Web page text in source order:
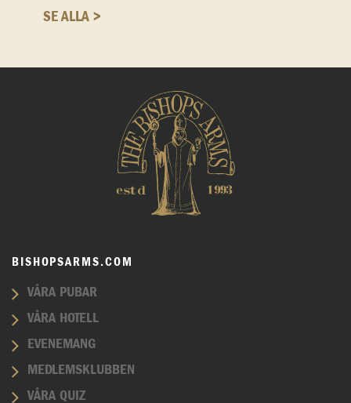
SE ALLA >
BISHOPSARMS.COM
VÅRA PUBAR
VÅRA HOTELL
EVENEMANG
MEDLEMSKLUBBEN
VÅRA QUIZ